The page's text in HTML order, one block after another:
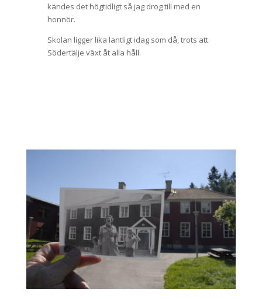
kändes det högtidligt så jag drog till med en
honnör.
Skolan ligger lika lantligt idag som då, trots att
Södertälje växt åt alla håll.